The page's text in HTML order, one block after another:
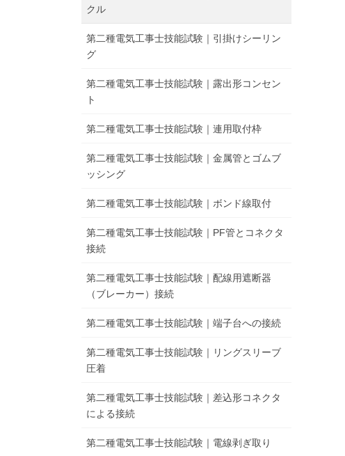
クル
第二種電気工事士技能試験｜引掛けシーリン
グ
第二種電気工事士技能試験｜露出形コンセン
ト
第二種電気工事士技能試験｜連用取付枠
第二種電気工事士技能試験｜金属管とゴムブ
ッシング
第二種電気工事士技能試験｜ボンド線取付
第二種電気工事士技能試験｜PF管とコネクタ
接続
第二種電気工事士技能試験｜配線用遮断器
（ブレーカー）接続
第二種電気工事士技能試験｜端子台への接続
第二種電気工事士技能試験｜リングスリーブ
圧着
第二種電気工事士技能試験｜差込形コネクタ
による接続
第二種電気工事士技能試験｜電線剥ぎ取り